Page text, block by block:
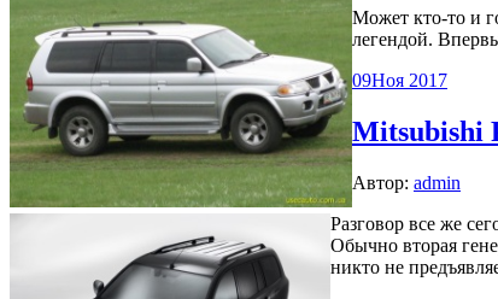
Может кто-то и
легендой.
09Ноя 2017
Mitsubishi
Автор: admin
Разговор все же
Обычно вторая
никто не